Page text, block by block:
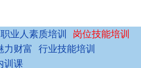
职业人素质培训
岗位技能培训
力财富
行业技能培训
训课